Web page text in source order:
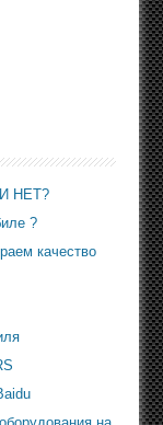
НЕТ?
?
качество